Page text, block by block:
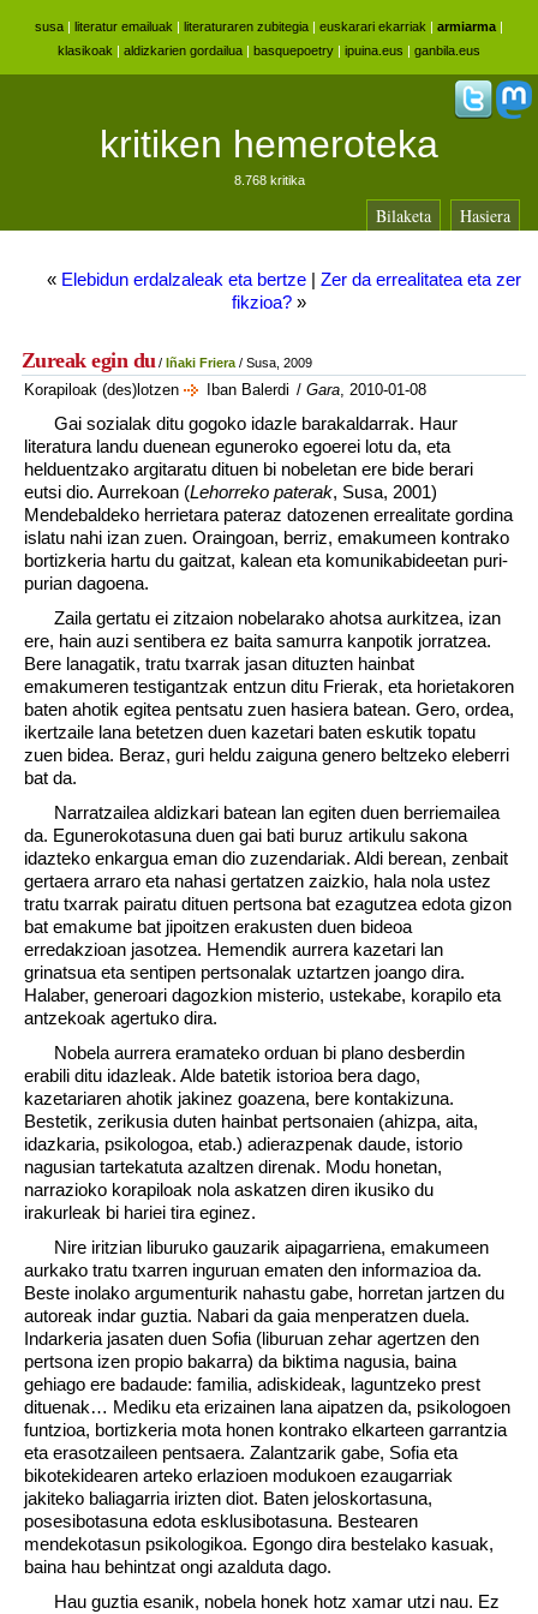
susa | literatur emailuak | literaturaren zubitegia | euskarari ekarriak | armiarma |
klasikoak | aldizkarien gordailua | basquepoetry | ipuina.eus | ganbila.eus
kritiken hemeroteka
8.768 kritika
Bilaketa Hasiera
« Elebidun erdalzaleak eta bertze | Zer da errealitatea eta zer
fikzioa? »
Zureak egin du/ Iñaki Friera/ Susa, 2009
Korapiloak (des)lotzen Iban Balerdi / Gara, 2010-01-08
Gai sozialak ditu gogoko idazle barakaldarrak. Haur
literatura landu duenean eguneroko egoerei lotu da, eta
helduentzako argitaratu dituen bi nobeletan ere bide berari
eutsi dio. Aurrekoan (Lehorreko paterak, Susa, 2001)
Mendebaldeko herrietara pateraz datozenen errealitate gordina
islatu nahi izan zuen. Oraingoan, berriz, emakumeen kontrako
bortizkeria hartu du gaitzat, kalean eta komunikabideetan puri-
purian dagoena.
Zaila gertatu ei zitzaion nobelarako ahotsa aurkitzea, izan
ere, hain auzi sentibera ez baita samurra kanpotik jorratzea.
Bere lanagatik, tratu txarrak jasan dituzten hainbat
emakumeren testigantzak entzun ditu Frierak, eta horietakoren
baten ahotik egitea pentsatu zuen hasiera batean. Gero, ordea,
ikertzaile lana betetzen duen kazetari baten eskutik topatu
zuen bidea. Beraz, guri heldu zaiguna genero beltzeko eleberri
bat da.
Narratzailea aldizkari batean lan egiten duen berriemailea
da. Egunerokotasuna duen gai bati buruz artikulu sakona
idazteko enkargua eman dio zuzendariak. Aldi berean, zenbait
gertaera arraro eta nahasi gertatzen zaizkio, hala nola ustez
tratu txarrak pairatu dituen pertsona bat ezagutzea edota gizon
bat emakume bat jipoitzen erakusten duen bideoa
erredakzioan jasotzea. Hemendik aurrera kazetari lan
grinatsua eta sentipen pertsonalak uztartzen joango dira.
Halaber, generoari dagozkion misterio, ustekabe, korapilo eta
antzekoak agertuko dira.
Nobela aurrera eramateko orduan bi plano desberdin
erabili ditu idazleak. Alde batetik istorioa bera dago,
kazetariaren ahotik jakinez goazena, bere kontakizuna.
Bestetik, zerikusia duten hainbat pertsonaien (ahizpa, aita,
idazkaria, psikologoa, etab.) adierazpenak daude, istorio
nagusian tartekatuta azaltzen direnak. Modu honetan,
narrazioko korapiloak nola askatzen diren ikusiko du
irakurleak bi hariei tira eginez.
Nire iritzian liburuko gauzarik aipagarriena, emakumeen
aurkako tratu txarren inguruan ematen den informazioa da.
Beste inolako argumenturik nahastu gabe, horretan jartzen du
autoreak indar guztia. Nabari da gaia menperatzen duela.
Indarkeria jasaten duen Sofia (liburuan zehar agertzen den
pertsona izen propio bakarra) da biktima nagusia, baina
gehiago ere badaude: familia, adiskideak, laguntzeko prest
dituenak… Mediku eta erizainen lana aipatzen da, psikologoen
funtzioa, bortizkeria mota honen kontrako elkarteen garrantzia
eta erasotzaileen pentsaera. Zalantzarik gabe, Sofia eta
bikotekidearen arteko erlazioen modukoen ezaugarriak
jakiteko baliagarria irizten diot. Baten jeloskortasuna,
posesibotasuna edota esklusibotasuna. Bestearen
mendekotasun psikologikoa. Egongo dira bestelako kasuak,
baina hau behintzat ongi azalduta dago.
Hau guztia esanik, nobela honek hotz xamar utzi nau. Ez